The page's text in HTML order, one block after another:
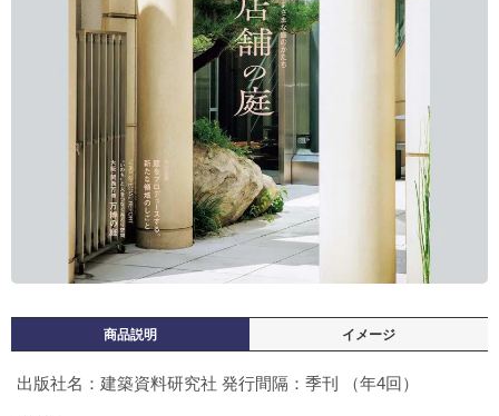
商品説明 イメージ
出版社名：建築資料研究社 発行間隔：季刊 （年4回）